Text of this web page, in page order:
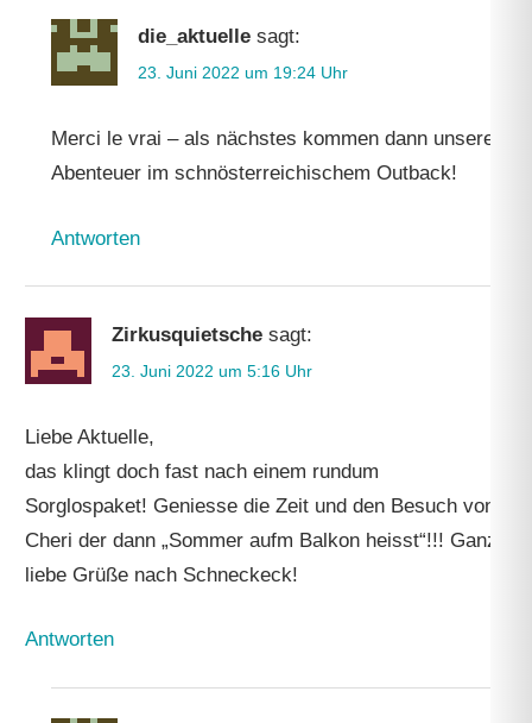
die_aktuelle sagt:
23. Juni 2022 um 19:24 Uhr
Merci le vrai – als nächstes kommen dann unsere
Abenteuer im schnösterreichischem Outback!
Antworten
Zirkusquietsche sagt:
23. Juni 2022 um 5:16 Uhr
Liebe Aktuelle,
das klingt doch fast nach einem rundum
Sorglospaket! Geniesse die Zeit und den Besuch von
Cheri der dann „Sommer aufm Balkon heisst“!!! Ganz
liebe Grüße nach Schneckeck!
Antworten